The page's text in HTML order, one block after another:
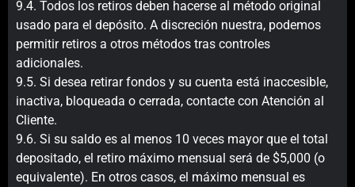
9.4. Todos los retiros deben hacerse al método original
usado para el depósito. A discreción nuestra, podemos
permitir retiros a otros métodos tras controles
adicionales.
9.5. Si desea retirar fondos y su cuenta está inaccesible,
inactiva, bloqueada o cerrada, contacte con Atención al
Cliente.
9.6. Si su saldo es al menos 10 veces mayor que el total
depositado, el retiro máximo mensual será de $5,000 (o
equivalente). En otros casos, el máximo mensual es